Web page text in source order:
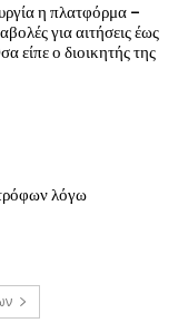
η πλατφόρμα –
για αιτήσεις έως
είπε ο διοικητής της
λόγω